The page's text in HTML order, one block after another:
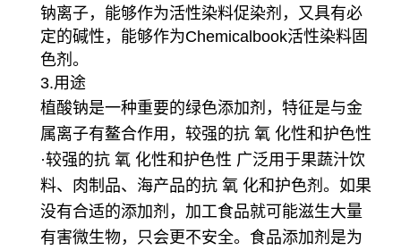
钠离子，能够作为活性染料促染剂，又具有必
定的碱性，能够作为Chemicalbook活性染料固
色剂。
3.用途
植酸钠是一种重要的绿色添加剂，特征是与金
属离子有鳌合作用，较强的抗 氧 化性和护色性
·较强的抗 氧 化性和护色性 广泛用于果蔬汁饮
料、肉制品、海产品的抗 氧 化和护色剂。如果
没有合适的添加剂，加工食品就可能滋生大量
有害微生物，只会更不安全。食品添加剂是为